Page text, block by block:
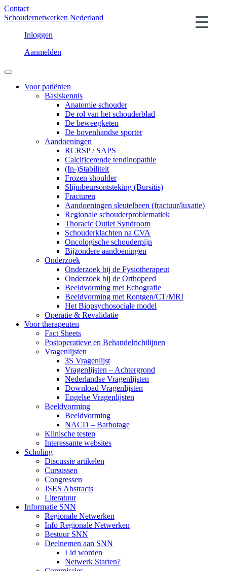
Contact
Schoudernetwerken Nederland
Inloggen
Aanmelden
Voor patiënten
Basiskennis
Anatomie schouder
De rol van het schouderblad
De beweegketen
De bovenhandse sporter
Aandoeningen
RCRSP / SAPS
Calcificerende tendinopathie
(In-)Stabiliteit
Frozen shoulder
Slijmbeursontsteking (Bursitis)
Fracturen
Aandoeningen sleutelbeen (fractuur/luxatie)
Regionale schouderproblematiek
Thoracic Outlet Syndroom
Schouderklachten na CVA
Oncologische schouderpijn
Bijzondere aandoeningen
Onderzoek
Onderzoek bij de Fysiotherapeut
Onderzoek bij de Orthopeed
Beeldvorming met Echografie
Beeldvorming met Rontgen/CT/MRI
Het Biopsychosociale model
Operatie & Revalidatie
Voor therapeuten
Fact Sheets
Postoperatieve en Behandelrichtlijnen
Vragenlijsten
3S Vragenlijst
Vragenlijsten – Achtergrond
Nederlandse Vragenlijsten
Download Vragenlijsten
Engelse Vragenlijsten
Beeldvorming
Beeldvorming
NACD – Barbotage
Klinische testen
Interessante websites
Scholing
Discussie artikelen
Cursussen
Congressen
JSES Abstracts
Literatuur
Informatie SNN
Regionale Netwerken
Info Regionale Netwerken
Bestuur SNN
Deelnemen aan SNN
Lid worden
Netwerk Starten?